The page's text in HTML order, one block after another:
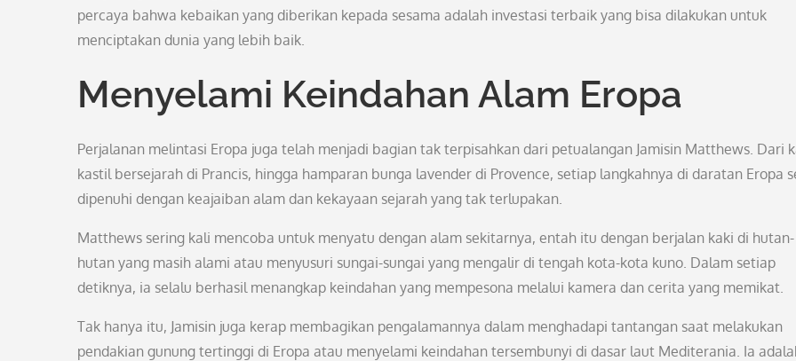
percaya bahwa kebaikan yang diberikan kepada sesama adalah investasi terbaik yang bisa dilakukan untuk
menciptakan dunia yang lebih baik.
Menyelami Keindahan Alam Eropa
Perjalanan melintasi Eropa juga telah menjadi bagian tak terpisahkan dari petualangan Jamisin Matthews. Dari
kastil bersejarah di Prancis, hingga hamparan bunga lavender di Provence, setiap langkahnya di daratan Eropa
dipenuhi dengan keajaiban alam dan kekayaan sejarah yang tak terlupakan.
Matthews sering kali mencoba untuk menyatu dengan alam sekitarnya, entah itu dengan berjalan kaki di hutan-
hutan yang masih alami atau menyusuri sungai-sungai yang mengalir di tengah kota-kota kuno. Dalam setiap
detiknya, ia selalu berhasil menangkap keindahan yang mempesona melalui kamera dan cerita yang memikat.
Tak hanya itu, Jamisin juga kerap membagikan pengalamannya dalam menghadapi tantangan saat melakukan
pendakian gunung tertinggi di Eropa atau menyelami keindahan tersembunyi di dasar laut Mediterania. Ia